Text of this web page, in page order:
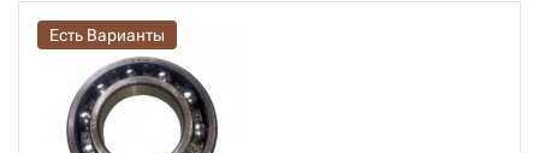
Есть Варианты